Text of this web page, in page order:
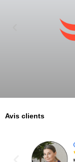
Avis clients